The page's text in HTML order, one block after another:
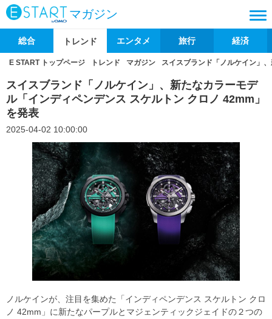
マガジン
総合 トレンド エンタメ 旅行 経済
E START トップページ トレンド マガジン スイスブランド「ノルケイン」
スイスブランド「ノルケイン」、新たなカラーモデ
ル「インディペンデンス スケルトン クロノ 42mm」
を発表
2025-04-02 10:00:00
ノルケインが、注目を集めた「インディペンデンス スケルトン クロ
ノ 42mm」に新たなパープルとマジェンティックジェイドの２つの